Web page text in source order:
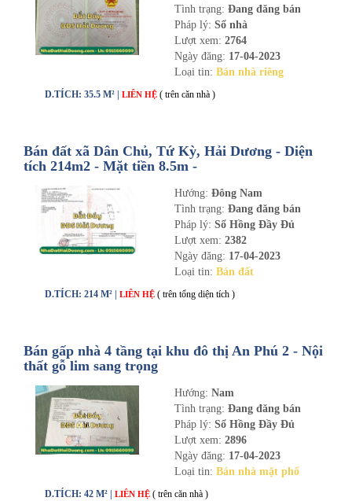
Tình trạng: Đang đăng bán
Pháp lý: Sổ nhà
Lượt xem: 2764
Ngày đăng: 17-04-2023
Loại tin: Bán nhà riêng
D.TÍCH: 35.5 M² | LIÊN HỆ ( trên căn nhà )
Bán đất xã Dân Chủ, Tứ Kỳ, Hải Dương - Diện
tích 214m2 - Mặt tiền 8.5m -
Hướng: Đông Nam
Tình trạng: Đang đăng bán
Pháp lý: Sổ Hồng Đầy Đủ
Lượt xem: 2382
Ngày đăng: 17-04-2023
Loại tin: Bán đất
D.TÍCH: 214 M² | LIÊN HỆ ( trên tổng diện tích )
Bán gấp nhà 4 tầng tại khu đô thị An Phú 2 - Nội
thất gỗ lim sang trọng
Hướng: Nam
Tình trạng: Đang đăng bán
Pháp lý: Sổ Hồng Đầy Đủ
Lượt xem: 2896
Ngày đăng: 17-04-2023
Loại tin: Bán nhà mặt phố
D.TÍCH: 42 M² | LIÊN HỆ ( trên căn nhà )